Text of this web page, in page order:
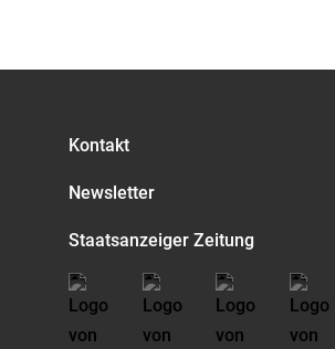
Kontakt
Newsletter
Staatsanzeiger Zeitung